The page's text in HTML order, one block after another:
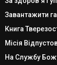
Завантажити
Книга
Місія
На Службу